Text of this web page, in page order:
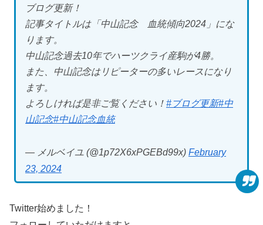
ブログ更新！
記事タイトルは「中山記念 血統傾向2024」にな
ります。
中山記念過去10年でハーツクライ産駒が4勝。
また、中山記念はリピーターの多いレースになり
ます。
よろしければ是非ご覧ください！ #ブログ更新#中
山記念#中山記念血統
— メルベイユ (@1p72X6xPGEBd99x) February
23, 2024
Twitter始めました！